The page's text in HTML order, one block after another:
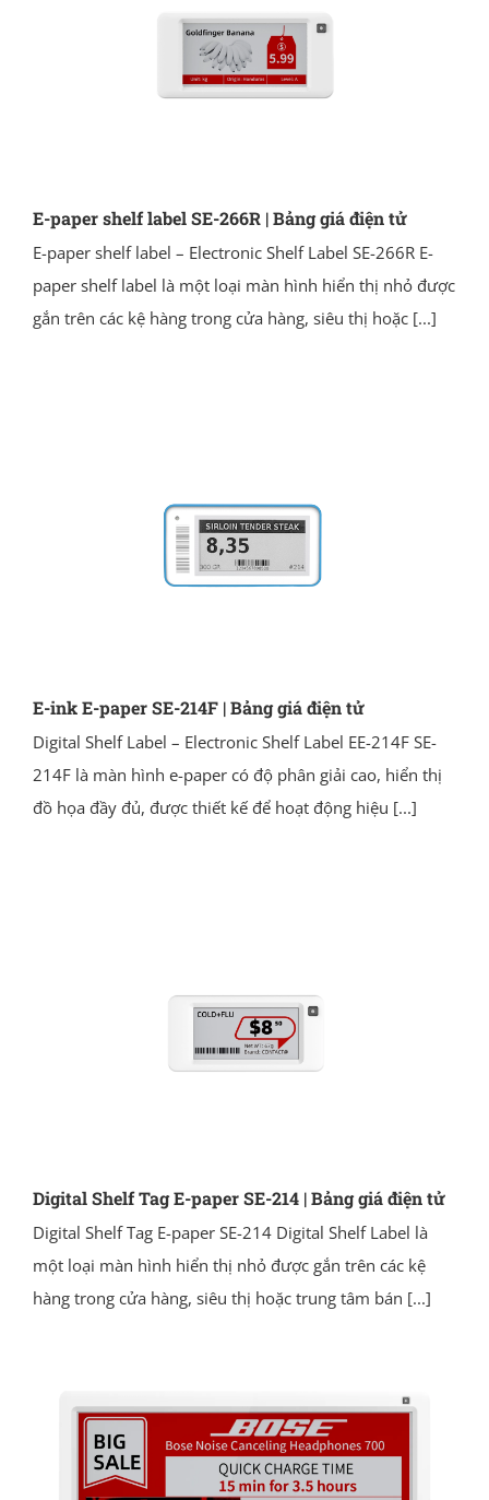
E-paper shelf label SE-266R | Bảng giá điện tử
E-paper shelf label – Electronic Shelf Label SE-266R E-
paper shelf label là một loại màn hình hiển thị nhỏ được
gắn trên các kệ hàng trong cửa hàng, siêu thị hoặc[...]
E-ink E-paper SE-214F | Bảng giá điện tử
Digital Shelf Label – Electronic Shelf Label EE-214F SE-
214F là màn hình e-paper có độ phân giải cao, hiển thị
đồ họa đầy đủ, được thiết kế để hoạt động hiệu [...]
Digital Shelf Tag E-paper SE-214 | Bảng giá điện tử
Digital Shelf Tag E-paper SE-214 Digital Shelf Label là
một loại màn hình hiển thị nhỏ được gắn trên các kệ
hàng trong cửa hàng, siêu thị hoặc trung tâm bán [...]